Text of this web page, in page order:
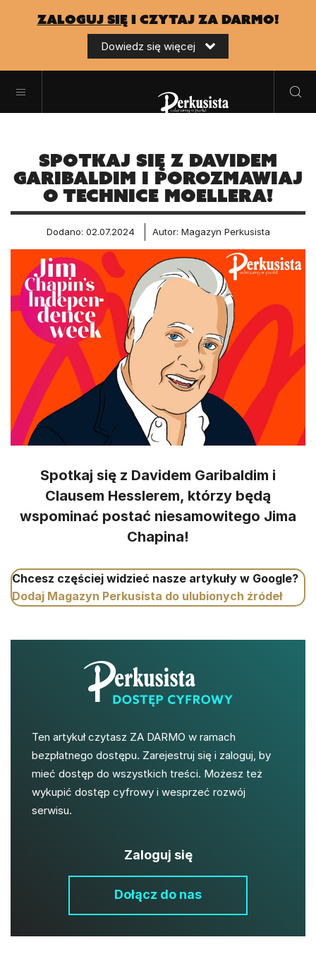
zaloguj sięi czytaj za darmo!
Dowiedz się więcej
Spotkaj się z Davidem
Garibaldim i porozmawiaj
o technice Moellera!
Dodano: 02.07.2024 Autor: Magazyn Perkusista
Spotkaj się z Davidem Garibaldim i
Clausem Hesslerem, którzy będą
wspominać postać niesamowitego Jima
Chapina!
Chcesz częściej widzieć nasze artykuły w Google?
Dodaj Magazyn Perkusista do ulubionych źródeł
Ten artykuł czytasz ZA DARMO w ramach
bezpłatnego dostępu. Zarejestruj się i zaloguj, by
mieć dostęp do wszystkich treści. Możesz też
wykupić dostęp cyfrowy i wesprzeć rozwój
serwisu.
Zaloguj się
Dołącz do nas